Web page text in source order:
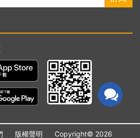
版權聲明 Copyright© 2026